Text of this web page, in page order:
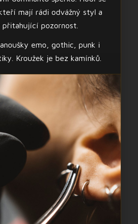
mají rádi odvážný styl a
přitahující pozornost.
emo, gothic, punk i
Kroužek je bez kamínků.